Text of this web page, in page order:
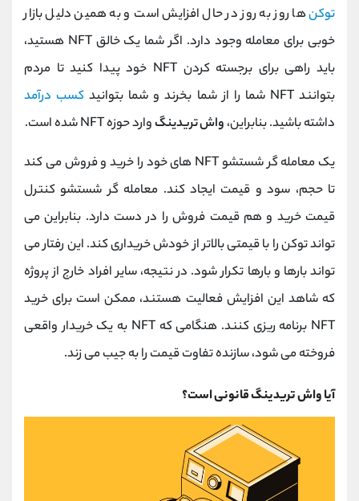
توکنها روز به روز در حال افزایش است و به همین دلیل بازار
خوبی برای معامله وجود دارد. اگر شما یک خالق NFT هستید،
باید راهی برای برجسته کردن NFT خود پیدا کنید تا مردم
بتوانند NFT شما را از شما بخرند و شما بتوانید
کسب درآمد
داشته باشید. بنابراین، واش تریدینگوارد حوزه NFT شده است.
یک معامله گر شستشو NFT های خود را خرید و فروش می کند
تا حجم، سود و قیمت ایجاد کند. معامله گر شستشو کنترل
قیمت خرید و هم قیمت فروش را در دست دارد. بنابراین می
تواند توکن را با قیمتی بالاتر از خودش خریداری کند. این رفتار می
تواند بارها و بارها تکرار شود. در نتیجه، سایر افراد خارج از پروژه
که شاهد این افزایش فعالیت هستند، ممکن است برای خرید
NFT برنامه ریزی کنند. هنگامی که NFT به یک خریدار واقعی
فروخته می شود، سازنده تفاوت قیمت را به جیب می زند.
آیا واش تریدینگ قانونی است؟